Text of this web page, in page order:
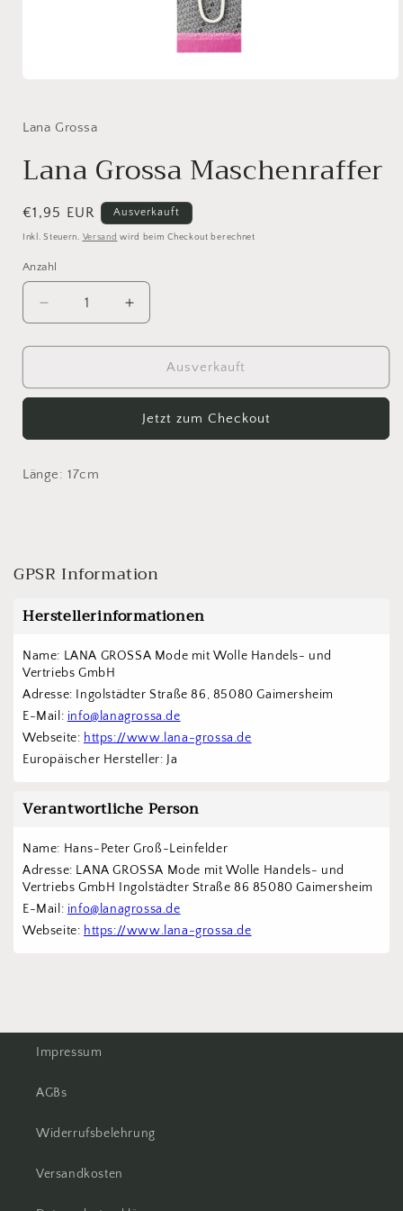
Modal
Lana Grossa
Lana Grossa Maschenraffer
Normaler
Preis
€1,95 EUR Ausverkauft
Inkl. Steuern. Versand wird beim Checkout berechnet
Anzahl
Anzahl
Verringere
die
Menge
Lana
Maschenraffer
Erhöhe
die
Menge
Lana
Maschenraffer
Ausverkauft
Jetzt zum Checkout
Länge: 17cm
GPSR Information
Herstellerinformationen
Name: LANA GROSSA Mode mit Wolle Handels- und
Vertriebs GmbH
Adresse: Ingolstädter Straße 86, 85080 Gaimersheim
E-Mail: info@lanagrossa.de
Webseite: https://www.lana-grossa.de
Europäischer Hersteller: Ja
Verantwortliche Person
Name: Hans-Peter Groß-Leinfelder
Adresse: LANA GROSSA Mode mit Wolle Handels- und
Vertriebs GmbH Ingolstädter Straße 86 85080 Gaimersheim
E-Mail: info@lanagrossa.de
Webseite: https://www.lana-grossa.de
Impressum
AGBs
Widerrufsbelehrung
Versandkosten